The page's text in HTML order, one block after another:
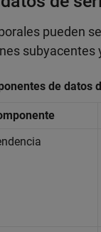
pueden
subyacentes
de datos